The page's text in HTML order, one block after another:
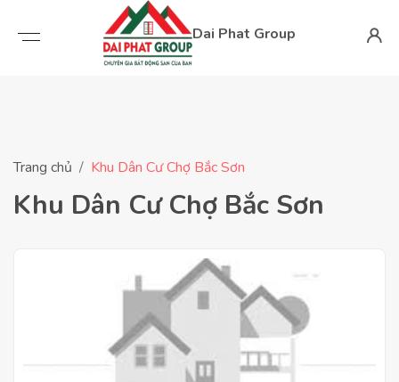
Dai Phat Group
Trang chủ Khu Dân Cư Chợ Bắc Sơn
Khu Dân Cư Chợ Bắc Sơn